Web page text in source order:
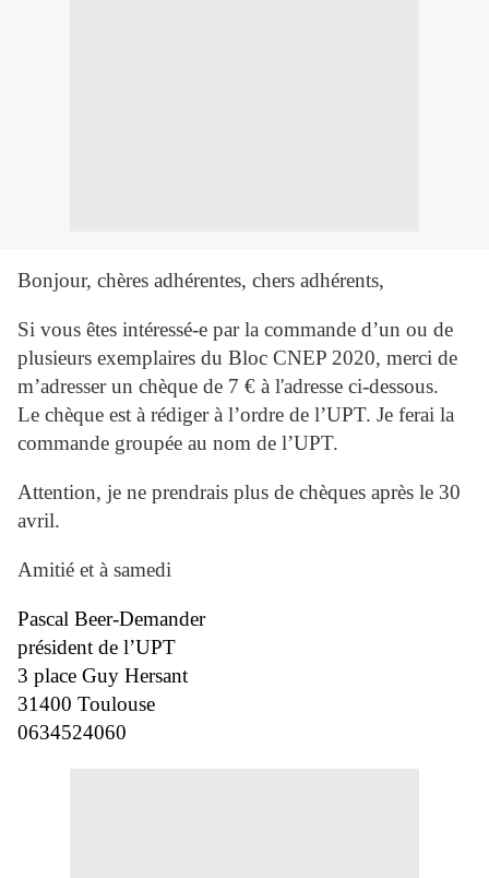
Bonjour, chères adhérentes, chers adhérents,
Si vous êtes intéressé-e par la commande d’un ou de
plusieurs exemplaires du Bloc CNEP 2020, merci de
m’adresser un chèque de 7 € à l'adresse ci-dessous.
Le chèque est à rédiger à l’ordre de l’UPT. Je ferai la
commande groupée au nom de l’UPT.
Attention, je ne prendrais plus de chèques après le 30
avril.
Amitié et à samedi
Pascal Beer-Demander
président de l’UPT
3 place Guy Hersant
31400 Toulouse
0634524060